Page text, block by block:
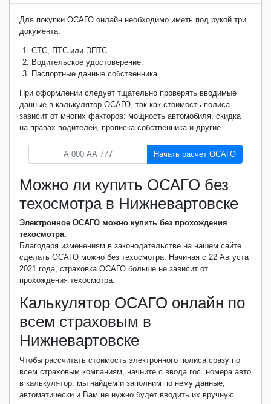
Для покупки ОСАГО онлайн необходимо иметь под рукой три
документа:
СТС, ПТС или ЭПТС
Водительское удостоверение.
Паспортные данные собственника.
При оформлении следует тщательно проверять вводимые
данные в калькулятор ОСАГО, так как стоимость полиса
зависит от многих факторов: мощность автомобиля, скидка
на правах водителей, прописка собственника и другие.
Начать расчет ОСАГО
Можно ли купить ОСАГО без
техосмотра в Нижневартовске
Электронное ОСАГО можно купить без прохождения
техосмотра.
Благодаря изменениям в законодательстве на нашем сайте
сделать ОСАГО можно без техосмотра. Начиная с 22 Августа
2021 года, страховка ОСАГО больше не зависит от
прохождения техосмотра.
Калькулятор ОСАГО онлайн по
всем страховым в
Нижневартовске
Чтобы рассчитать стоимость электронного полиса сразу по
всем страховым компаниям, начните с ввода гос. номера авто
в калькулятор: мы найдем и заполним по нему данные,
автоматически и Вам не нужно будет вводить их вручную.